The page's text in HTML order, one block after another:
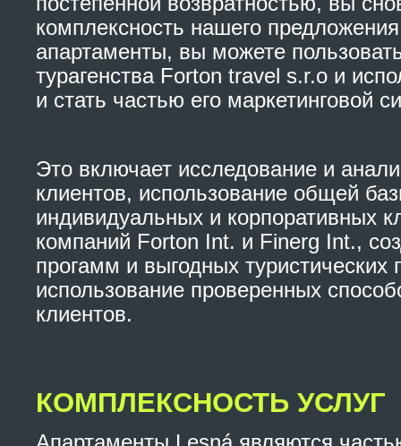
комплексность нашего
апартаменты, вы можете
турагенства Forton travel s.r.o и
и стать частью его маркетинговой
Это включает исследование и
клиентов, использование общей
индивидуальных и корпоративных
компаний Forton Int. и Finerg Int.,
прогамм и выгодных туристических
использование проверенных
клиентов.
КОМПЛЕКСНОСТЬ УСЛУГ